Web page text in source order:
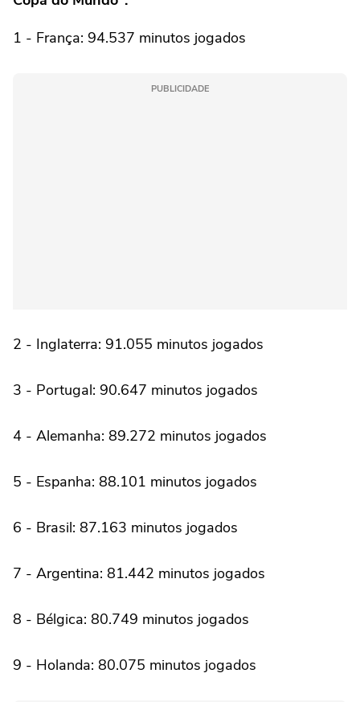
1 - França: 94.537 minutos jogados
PUBLICIDADE
2 - Inglaterra: 91.055 minutos jogados
3 - Portugal: 90.647 minutos jogados
4 - Alemanha: 89.272 minutos jogados
5 - Espanha: 88.101 minutos jogados
6 - Brasil: 87.163 minutos jogados
7 - Argentina: 81.442 minutos jogados
8 - Bélgica: 80.749 minutos jogados
9 - Holanda: 80.075 minutos jogados